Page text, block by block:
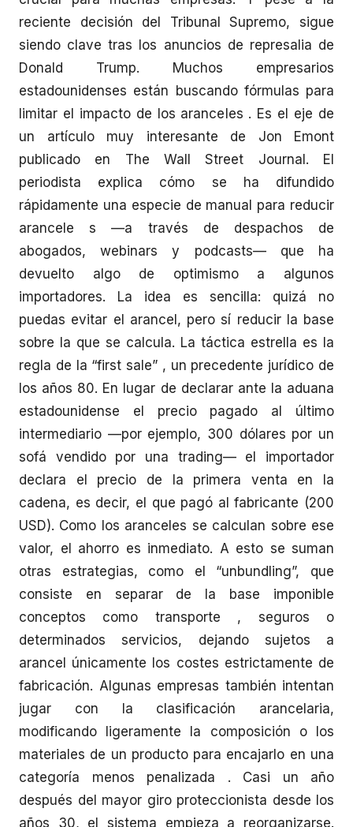
reciente decisión del Tribunal Supremo, sigue
siendo clave tras los anuncios de represalia de
Donald Trump. Muchos empresarios
estadounidenses están buscando fórmulas para
limitar el impacto de los aranceles . Es el eje de
un artículo muy interesante de Jon Emont
publicado en The Wall Street Journal. El
periodista explica cómo se ha difundido
rápidamente una especie de manual para reducir
arancele s —a través de despachos de
abogados, webinars y podcasts— que ha
devuelto algo de optimismo a algunos
importadores. La idea es sencilla: quizá no
puedas evitar el arancel, pero sí reducir la base
sobre la que se calcula. La táctica estrella es la
regla de la “first sale” , un precedente jurídico de
los años 80. En lugar de declarar ante la aduana
estadounidense el precio pagado al último
intermediario —por ejemplo, 300 dólares por un
sofá vendido por una trading— el importador
declara el precio de la primera venta en la
cadena, es decir, el que pagó al fabricante (200
USD). Como los aranceles se calculan sobre ese
valor, el ahorro es inmediato. A esto se suman
otras estrategias, como el “unbundling”, que
consiste en separar de la base imponible
conceptos como transporte , seguros o
determinados servicios, dejando sujetos a
arancel únicamente los costes estrictamente de
fabricación. Algunas empresas también intentan
jugar con la clasificación arancelaria,
modificando ligeramente la composición o los
materiales de un producto para encajarlo en una
categoría menos penalizada . Casi un año
después del mayor giro proteccionista desde los
años 30, el sistema empieza a reorganizarse.